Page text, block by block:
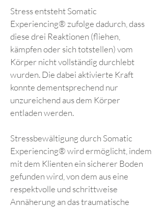
Stress entsteht Somatic
Experiencing® zufolge dadurch, dass
diese drei Reaktionen (fliehen,
kämpfen oder sich totstellen) vom
Körper nicht vollständig durchlebt
wurden. Die dabei aktivierte Kraft
konnte dementsprechend nur
unzureichend aus dem Körper
entladen werden.
Stressbewältigung durch Somatic
Experiencing® wird ermöglicht, indem
mit dem Klienten ein sicherer Boden
gefunden wird, von dem aus eine
respektvolle und schrittweise
Annäherung an das traumatische